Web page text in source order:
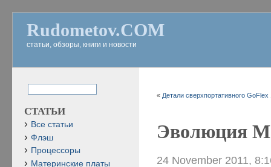
Rudometov.COM
статьи, обзоры, книги и новости
« Детали сверхпортативного
Эволюция
24 November 2011,
СТАТЬИ
Все статьи
Флэш
Процессоры
Материнские платы